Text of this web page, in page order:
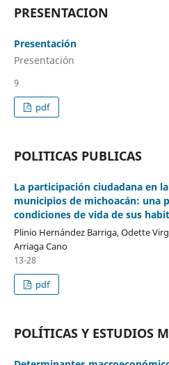
PRESENTACION
Presentación
Presentación
9
pdf
POLITICAS PUBLICAS
La participación ciudadana en
municipios de michoacán: una
condiciones de vida de sus
Plinio Hernández Barriga, Odette
Arriaga Cano
13-28
pdf
POLÍTICAS Y ESTUDIOS